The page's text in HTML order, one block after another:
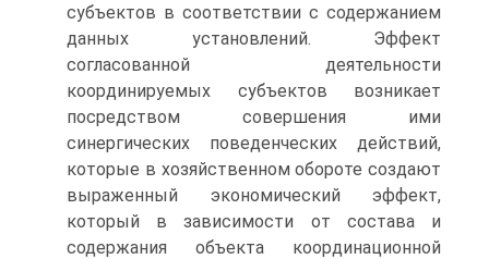
субъектов в соответ­ствии с содержанием
данных установлений. Эффект
согласованной дея­тельности
координируемых субъектов возникает
посредством совершения ими
синергических поведенческих действий,
которые в хозяйственном обо­роте создают
выраженный экономический эффект,
который в зависимости от состава и
содержания объекта координационной